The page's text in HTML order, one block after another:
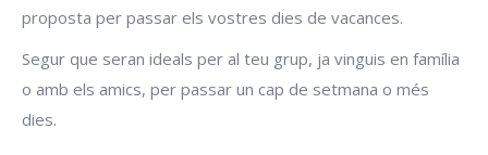
proposta per passar els vostres dies de vacances.
Segur que seran ideals per al teu grup, ja vinguis en família
o amb els amics, per passar un cap de setmana o més
dies.